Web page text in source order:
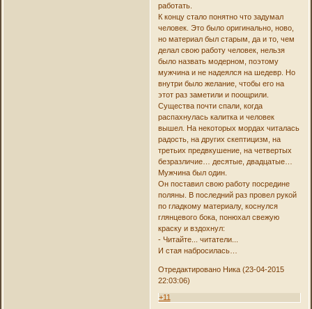
работать.
К концу стало понятно что задумал
человек. Это было оригинально, ново,
но материал был старым, да и то, чем
делал свою работу человек, нельзя
было назвать модерном, поэтому
мужчина и не надеялся на шедевр. Но
внутри было желание, чтобы его на
этот раз заметили и поощрили.
Существа почти спали, когда
распахнулась калитка и человек
вышел. На некоторых мордах читалась
радость, на других скептицизм, на
третьих предвкушение, на четвертых
безразличие… десятые, двадцатые…
Мужчина был один.
Он поставил свою работу посредине
поляны. В последний раз провел рукой
по гладкому материалу, коснулся
глянцевого бока, понюхал свежую
краску и вздохнул:
- Читайте... читатели...
И стая набросилась…
Отредактировано Ника (23-04-2015
22:03:06)
+11